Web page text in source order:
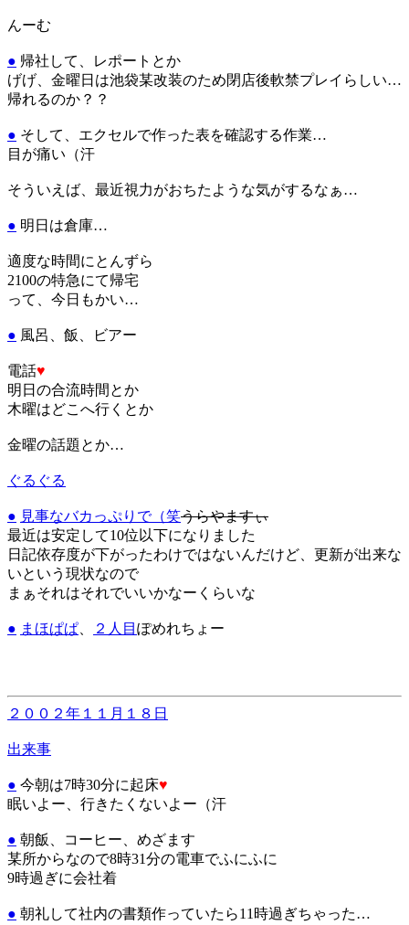
んーむ
● 帰社して、レポートとか
げげ、金曜日は池袋某改装のため閉店後軟禁プレイらしい…
帰れるのか？？
● そして、エクセルで作った表を確認する作業…
目が痛い（汗
そういえば、最近視力がおちたような気がするなぁ…
● 明日は倉庫…
適度な時間にとんずら
2100の特急にて帰宅
って、今日もかい…
● 風呂、飯、ビアー
電話♥
明日の合流時間とか
木曜はどこへ行くとか
金曜の話題とか…
ぐるぐる
● 見事なバカっぷりで（笑うらやますぃ
最近は安定して10位以下になりました
日記依存度が下がったわけではないんだけど、更新が出来な
いという現状なので
まぁそれはそれでいいかなーくらいな
● まほぱぱ ２人目 ぽめれちょー
２００２年１１月１８日
出来事
● 今朝は7時30分に起床♥
眠いよー、行きたくないよー（汗
● 朝飯、コーヒー、めざます
某所からなので8時31分の電車でふにふに
9時過ぎに会社着
● 朝礼して社内の書類作っていたら11時過ぎちゃった…